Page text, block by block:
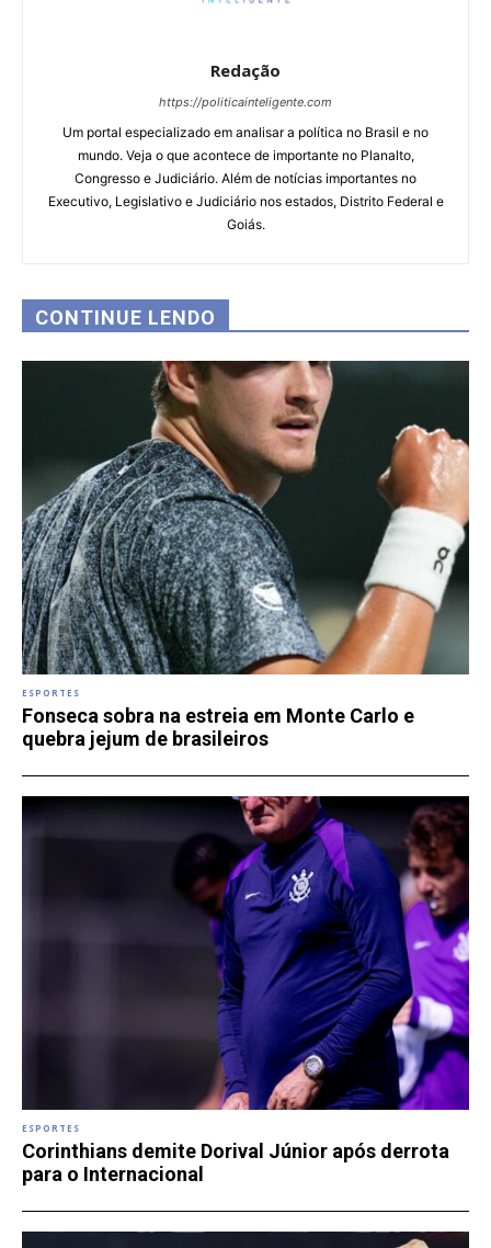
Redação
https://politicainteligente.com
Um portal especializado em analisar a política no Brasil e no
mundo. Veja o que acontece de importante no Planalto,
Congresso e Judiciário. Além de notícias importantes no
Executivo, Legislativo e Judiciário nos estados, Distrito Federal e
Goiás.
CONTINUE LENDO
ESPORTES
Fonseca sobra na estreia em Monte Carlo e
quebra jejum de brasileiros
ESPORTES
Corinthians demite Dorival Júnior após derrota
para o Internacional